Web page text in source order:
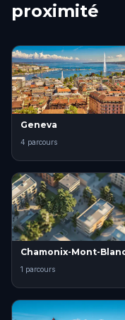
proximité
Geneva
4 parcours
Chamonix-Mont-
1 parcours